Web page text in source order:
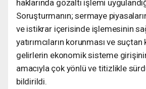
haklarında gözaltı işlemi
Soruşturmanın; sermaye
ve istikrar içerisinde işlemesinin
yatırımcıların korunması ve
gelirlerin ekonomik sisteme
amacıyla çok yönlü ve titizlikle
bildirildi.